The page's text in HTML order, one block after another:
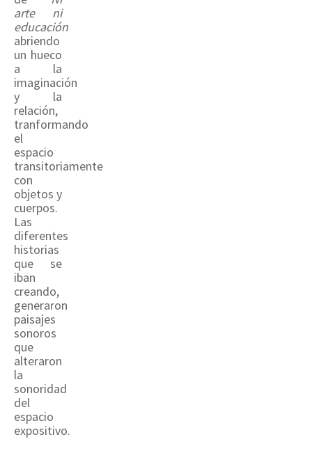
arte ni
educación
abriendo
un hueco
a la
imaginación
y la
relación,
tranformando
el
espacio
transitoriamente
con
objetos y
cuerpos.
Las
diferentes
historias
que se
iban
creando,
generaron
paisajes
sonoros
que
alteraron
la
sonoridad
del
espacio
expositivo.